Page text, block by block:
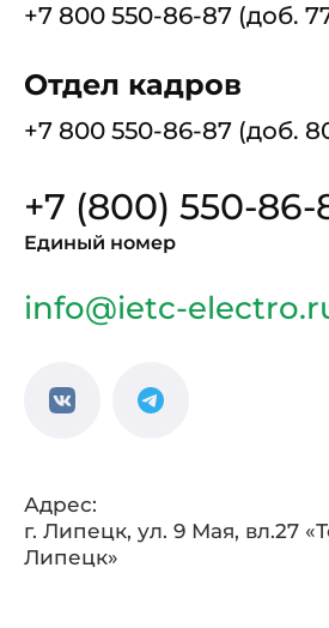
+7 800 550-86-87 (доб.
Отдел кадров
+7 800 550-86-87 (доб.
+7 (800) 550-86-
Единый номер
info@ietc-
Адрес:
г. Липецк, ул. 9 Мая, вл.27
Липецк»